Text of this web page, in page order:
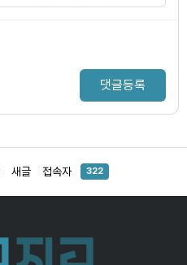
댓글등록
새글 접속자 322